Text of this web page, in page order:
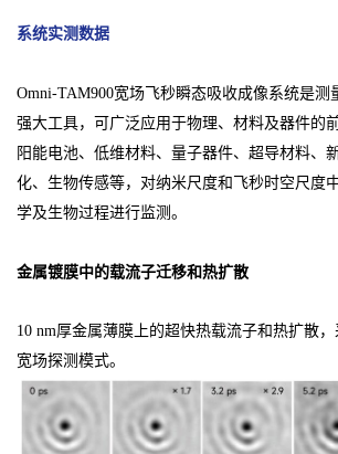
系统实测数据
Omni-TAM900宽场飞秒瞬态吸收成像系统是测
强大工具，可广泛应用于物理、材料及器件的
阳能电池、低维材料、量子器件、超导材料、
化、生物传感等，对纳米尺度和飞秒时空尺度
学及生物过程进行监测。
金属镀膜中的载流子迁移和热扩散
10 nm厚金属薄膜上的超快热载流子和热扩散，
宽场探测模式。